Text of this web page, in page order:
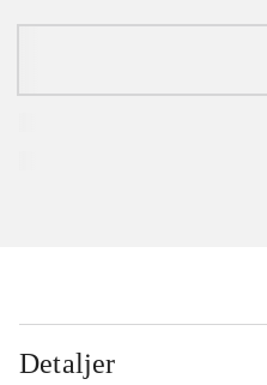
Detaljer